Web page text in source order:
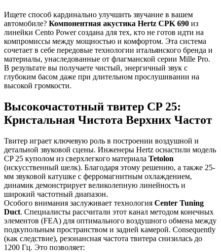
Ищете способ кардинально улучшить звучание в вашем
автомобиле? Компонентная акустика Hertz CPK 690 из
линейки Cento Power создана для тех, кто не готов идти на
компромиссы между мощностью и комфортом. Эта система
сочетает в себе передовые технологии итальянского бренда и
материалы, унаследованные от флагманской серии Mille Pro.
В результате вы получаете чистый, энергичный звук с
глубоким басом даже при длительном прослушивании на
высокой громкости.
Высокочастотный твитер CP 25:
Кристальная Чистота Верхних Частот
Твитер играет ключевую роль в построении воздушной и
детальной звуковой сцены. Инженеры Hertz оснастили модель
CP 25 куполом из сверхлегкого материала Tetolon
(искусственный шелк). Благодаря этому решению, а также 25-
мм звуковой катушке с ферромагнитным охлаждением,
динамик демонстрирует великолепную линейность и
широкий частотный диапазон.
Особого внимания заслуживает технология Center Tuning
Duct. Специалисты рассчитали этот канал методом конечных
элементов (FEA) для оптимального воздушного обмена между
подкупольным пространством и задней камерой. Consequently
(как следствие), резонансная частота твитера снизилась до
1200 Гц. Это позволяет: